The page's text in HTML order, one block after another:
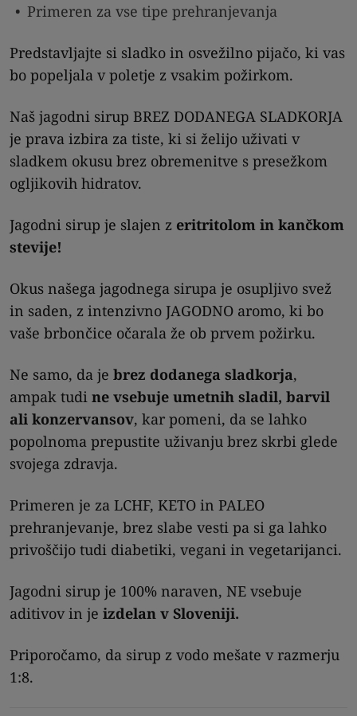
Primeren za vse tipe prehranjevanja
Predstavljajte si sladko in osvežilno pijačo, ki vas
bo popeljala v poletje z vsakim požirkom.
Naš jagodni sirup BREZ DODANEGA SLADKORJA
je prava izbira za tiste, ki si želijo uživati v
sladkem okusu brez obremenitve s presežkom
ogljikovih hidratov.
Jagodni sirup je slajen z eritritolom in kančkom
stevije!
Okus našega jagodnega sirupa je osupljivo svež
in saden, z intenzivno JAGODNO aromo, ki bo
vaše brbončice očarala že ob prvem požirku.
Ne samo, da je brez dodanega sladkorja,
ampak tudi ne vsebuje umetnih sladil, barvil
ali konzervansov, kar pomeni, da se lahko
popolnoma prepustite uživanju brez skrbi glede
svojega zdravja.
Primeren je za LCHF, KETO in PALEO
prehranjevanje, brez slabe vesti pa si ga lahko
privoščijo tudi diabetiki, vegani in vegetarijanci.
Jagodni sirup je 100% naraven, NE vsebuje
aditivov in je izdelan v Sloveniji.
Priporočamo, da sirup z vodo mešate v razmerju
1:8.